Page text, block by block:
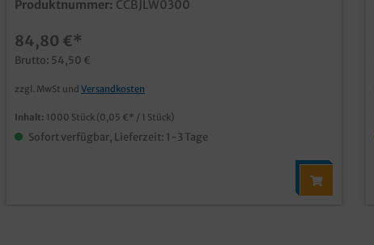
Produktnummer: CCBJLW0300
84,80 €*
Brutto: 54,50 €
zzgl. MwSt und Versandkosten
Inhalt: 1000 Stück (0,05 €* / 1 Stück)
Sofort verfügbar, Lieferzeit: 1-3 Tage